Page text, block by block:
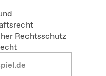
Rechtsschutz